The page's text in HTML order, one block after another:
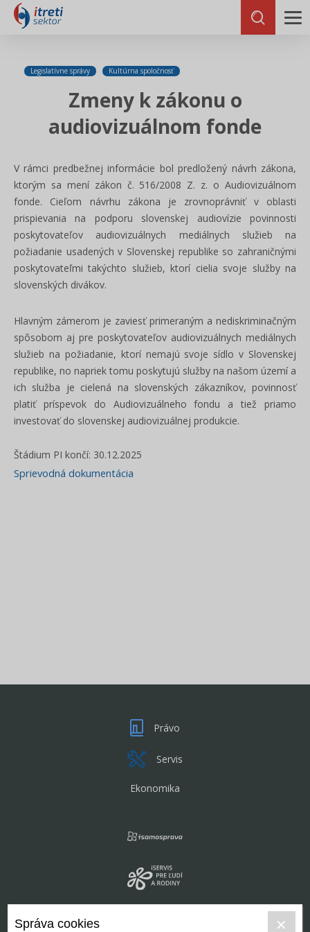
Legislatívne správy Kultúrna spoločnosť
Zmeny k zákonu o
audiovizuálnom fonde
V rámci predbežnej informácie bol predložený návrh zákona,
ktorým sa mení zákon č. 516/2008 Z. z. o Audiovizuálnom
fonde. Cieľom návrhu zákona je zrovnoprávniť v oblasti
prispievania na podporu slovenskej audiovízie povinnosti
poskytovateľov audiovizuálnych mediálnych služieb na
požiadanie usadených v Slovenskej republike so zahraničnými
poskytovateľmi takýchto služieb, ktorí cielia svoje služby na
slovenských divákov.
Hlavným zámerom je zaviesť primeraným a nediskriminačným
spôsobom aj pre poskytovateľov audiovizuálnych mediálnych
služieb na požiadanie, ktorí nemajú svoje sídlo v Slovenskej
republike, no napriek tomu poskytujú služby na našom území a
ich služba je cielená na slovenských zákazníkov, povinnosť
platiť príspevok do Audiovizuálneho fondu a tiež priamo
investovať do slovenskej audiovizuálnej produkcie.
Štádium PI končí: 30.12.2025
Sprievodná dokumentácia
Právo
Servis
Ekonomika
Správa cookies